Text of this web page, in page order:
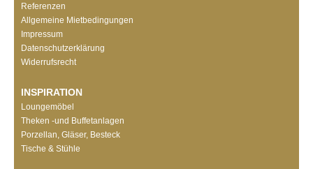
Referenzen
Allgemeine Mietbedingungen
Impressum
Datenschutzerklärung
Widerrufsrecht
INSPIRATION
Loungemöbel
Theken -und Buffetanlagen
Porzellan, Gläser, Besteck
Tische & Stühle